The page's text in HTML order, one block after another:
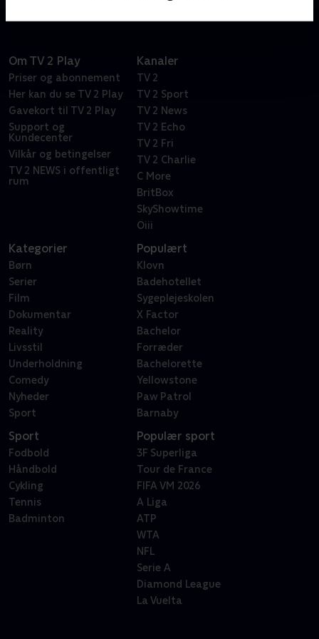
Om TV 2 Play
Priser og abonnement
Her kan du se TV 2 Play
Gavekort til TV 2 Play
Support og
Kundecenter
Vilkår og betingelser
TV 2 NEWS i offentligt
rum
Kanaler
TV 2
TV 2 Sport
TV 2 News
TV 2 Echo
TV 2 Fri
TV 2 Charlie
C More
BritBox
SkyShowtime
Oiii
Kategorier
Børn
Serier
Film
Dokumentar
Reality
Livsstil
Underholdning
Comedy
Nyheder
Sport
Populært
Klovn
Badehotellet
Sygeplejeskolen
X Factor
Bachelor
Forræder
Bachelorette
Yellowstone
Paw Patrol
Barnaby
Sport
Fodbold
Håndbold
Cykling
Tennis
Badminton
Populær sport
3F Superliga
Tour de France
FIFA VM 2026
A Liga
ATP
WTA
NFL
Serie A
Diamond League
La Vuelta